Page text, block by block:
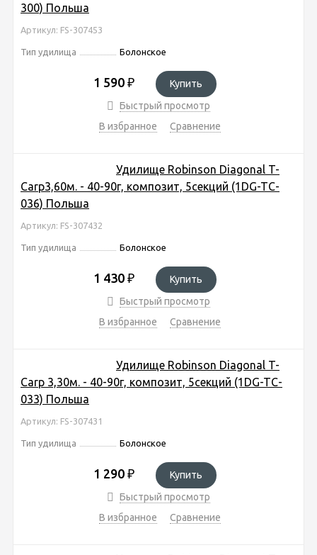
300) Польша
Артикул: FS-307453
Тип удилища Болонское
1 590 ₽
Купить
Быстрый просмотр
В избранное
Сравнение
Удилище Robinson Diagonal T-
Carp3,60м. - 40-90г, композит, 5секций (1DG-TC-
036) Польша
Артикул: FS-307432
Тип удилища Болонское
1 430 ₽
Купить
Быстрый просмотр
В избранное
Сравнение
Удилище Robinson Diagonal T-
Carp 3,30м. - 40-90г, композит, 5секций (1DG-TC-
033) Польша
Артикул: FS-307431
Тип удилища Болонское
1 290 ₽
Купить
Быстрый просмотр
В избранное
Сравнение